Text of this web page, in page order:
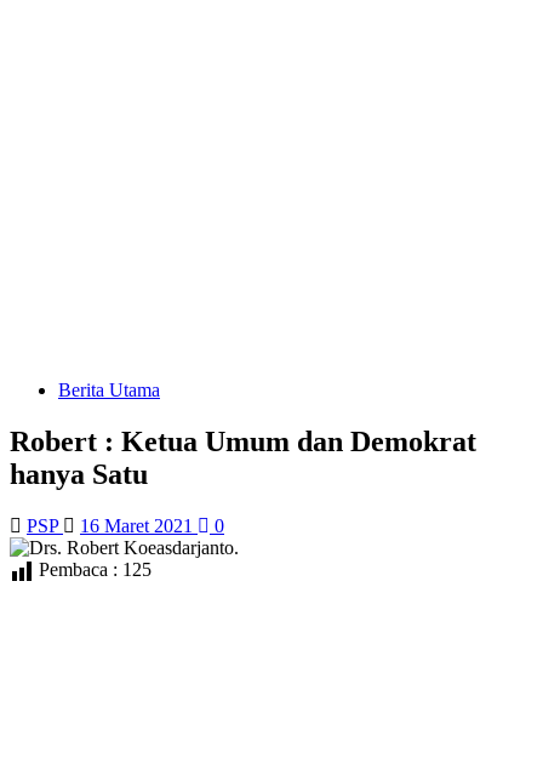
Berita Utama
Robert : Ketua Umum dan Demokrat
hanya Satu
PSP 16 Maret 2021 0
Pembaca : 125